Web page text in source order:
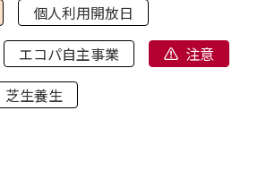
個人利用開放日
エコパ自主事業
注意
芝生養生